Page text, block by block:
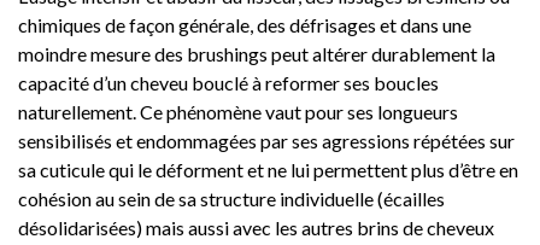
chimiques de façon générale, des défrisages et dans une
moindre mesure des brushings peut altérer durablement la
capacité d’un cheveu bouclé à reformer ses boucles
naturellement. Ce phénomène vaut pour ses longueurs
sensibilisés et endommagées par ses agressions répétées sur
sa cuticule qui le déforment et ne lui permettent plus d’être en
cohésion au sein de sa structure individuelle (écailles
désolidarisées) mais aussi avec les autres brins de cheveux